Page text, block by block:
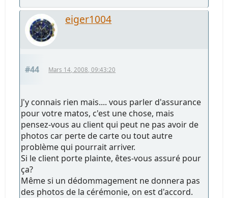
eiger1004
#44 Mars 14, 2008, 09:43:20
J'y connais rien mais.... vous parler d'assurance
pour votre matos, c'est une chose, mais
pensez-vous au client qui peut ne pas avoir de
photos car perte de carte ou tout autre
problème qui pourrait arriver.
Si le client porte plainte, êtes-vous assuré pour
ça?
Même si un dédommagement ne donnera pas
des photos de la cérémonie, on est d'accord.